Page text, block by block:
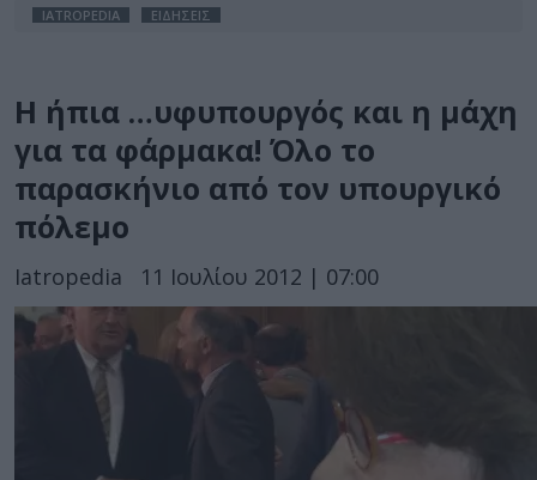
IATROPEDIA ΕΙΔΗΣΕΙΣ
Η ήπια …υφυπουργός και η μάχη
για τα φάρμακα! Όλο το
παρασκήνιο από τον υπουργικό
πόλεμο
Iatropedia 11 Ιουλίου 2012 | 07:00